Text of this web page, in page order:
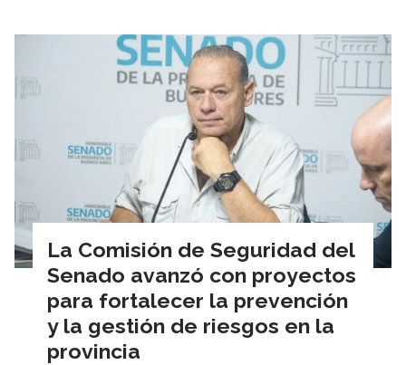
La Comisión de Seguridad del
Senado avanzó con proyectos
para fortalecer la prevención
y la gestión de riesgos en la
provincia